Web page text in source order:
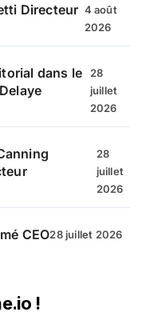
Directeur 4 août
2026
dans le
28
juillet
2026
28
juillet
2026
CEO28 juillet 2026
!